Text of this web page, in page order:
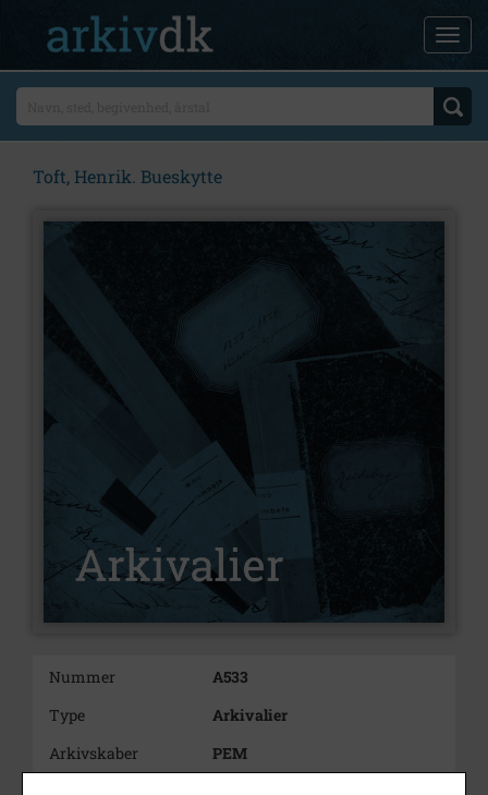
Toft, Henrik. Bueskytte
Nummer
A533
Type
Arkivalier
Arkivskaber
PEM